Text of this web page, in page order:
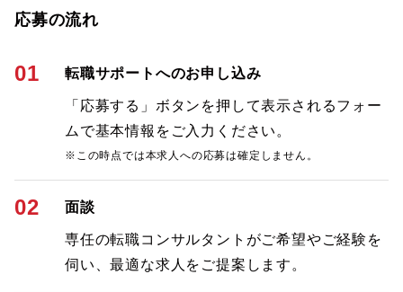
応募の流れ
01 転職サポートへのお申し込み
「応募する」ボタンを押して表示されるフォー
ムで基本情報をご入力ください。
※この時点では本求人への応募は確定しません。
02 面談
専任の転職コンサルタントがご希望やご経験を
伺い、最適な求人をご提案します。